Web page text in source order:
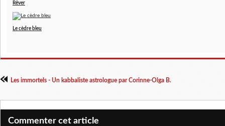
Rêver
Le cèdre bleu
Les immortels - Un kabbaliste astrologue par Corinne-Olga B.
Commenter cet article